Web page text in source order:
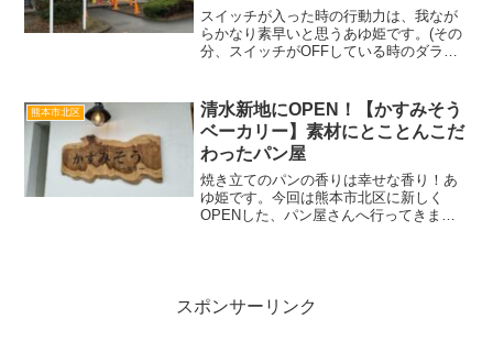
スイッチが入った時の行動力は、我なが
らかなり素早いと思うあゆ姫です。(その
分、スイッチがOFFしている時のダラダ
起きしたなら何かしよう！ということ
で、早朝の買い物に出...
熊本市北区
清水新地にOPEN！【かすみそう
ベーカリー】素材にとことんこだ
わったパン屋
焼き立てのパンの香りは幸せな香り！あ
ゆ姫です。今回は熊本市北区に新しく
OPENした、パン屋さんへ行ってきまし
スポンサーリンク